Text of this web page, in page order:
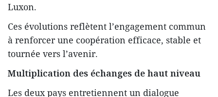
Luxon.
Ces évolutions reflètent l’engagement commun
à renforcer une coopération efficace, stable et
tournée vers l’avenir.
Multiplication des échanges de haut niveau
Les deux pays entretiennent un dialogue